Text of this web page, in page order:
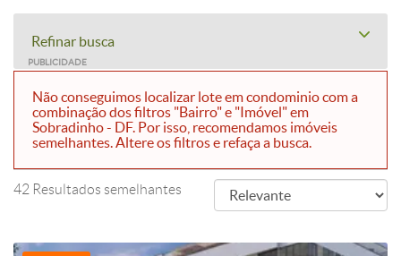
Refinar busca
PUBLICIDADE
Não conseguimos localizar lote em condominio com a
combinação dos filtros "Bairro" e "Imóvel" em
Sobradinho - DF. Por isso, recomendamos imóveis
semelhantes. Altere os filtros e refaça a busca.
42 Resultados semelhantes